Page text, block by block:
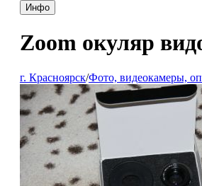
Инфо
Zoom окуляр
г. Красноярск/Фото, видеокамеры,